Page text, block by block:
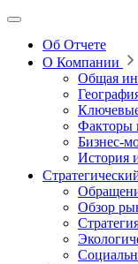
Об Отчете
О Компании
Общая
Факторы
Бизнес-
История
Обзор